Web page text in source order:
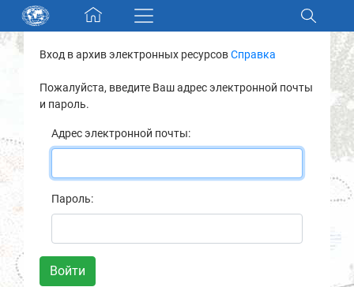
Skip navigation
Разделы и коллекции
Электронный каталог
Новости
О нас
Контакты
Вход в архив электронных ресурсовСправка
Пожалуйста, введите Ваш адрес электронной почты
и пароль.
Адрес электронной почты:
Пароль: